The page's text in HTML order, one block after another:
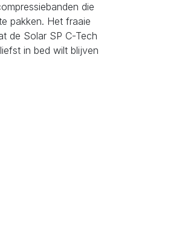
die
pakken. Het fraaie
de Solar SP C-Tech
in bed wilt blijven